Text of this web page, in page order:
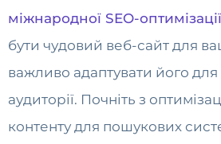
міжнародної SEO-оптимізації
бути чудовий веб-сайт для
важливо адаптувати його
аудиторії. Почніть з
контенту для пошукових